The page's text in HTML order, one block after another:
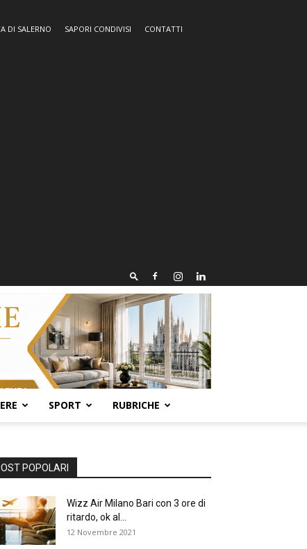
DI SALERNO SAPORI CONDIVISI
CONTATTI
SPORT RUBRICHE
POPOLARI
Wizz Air Milano Bari con 3 ore di
ritardo, ok al...
12 Novembre 2021